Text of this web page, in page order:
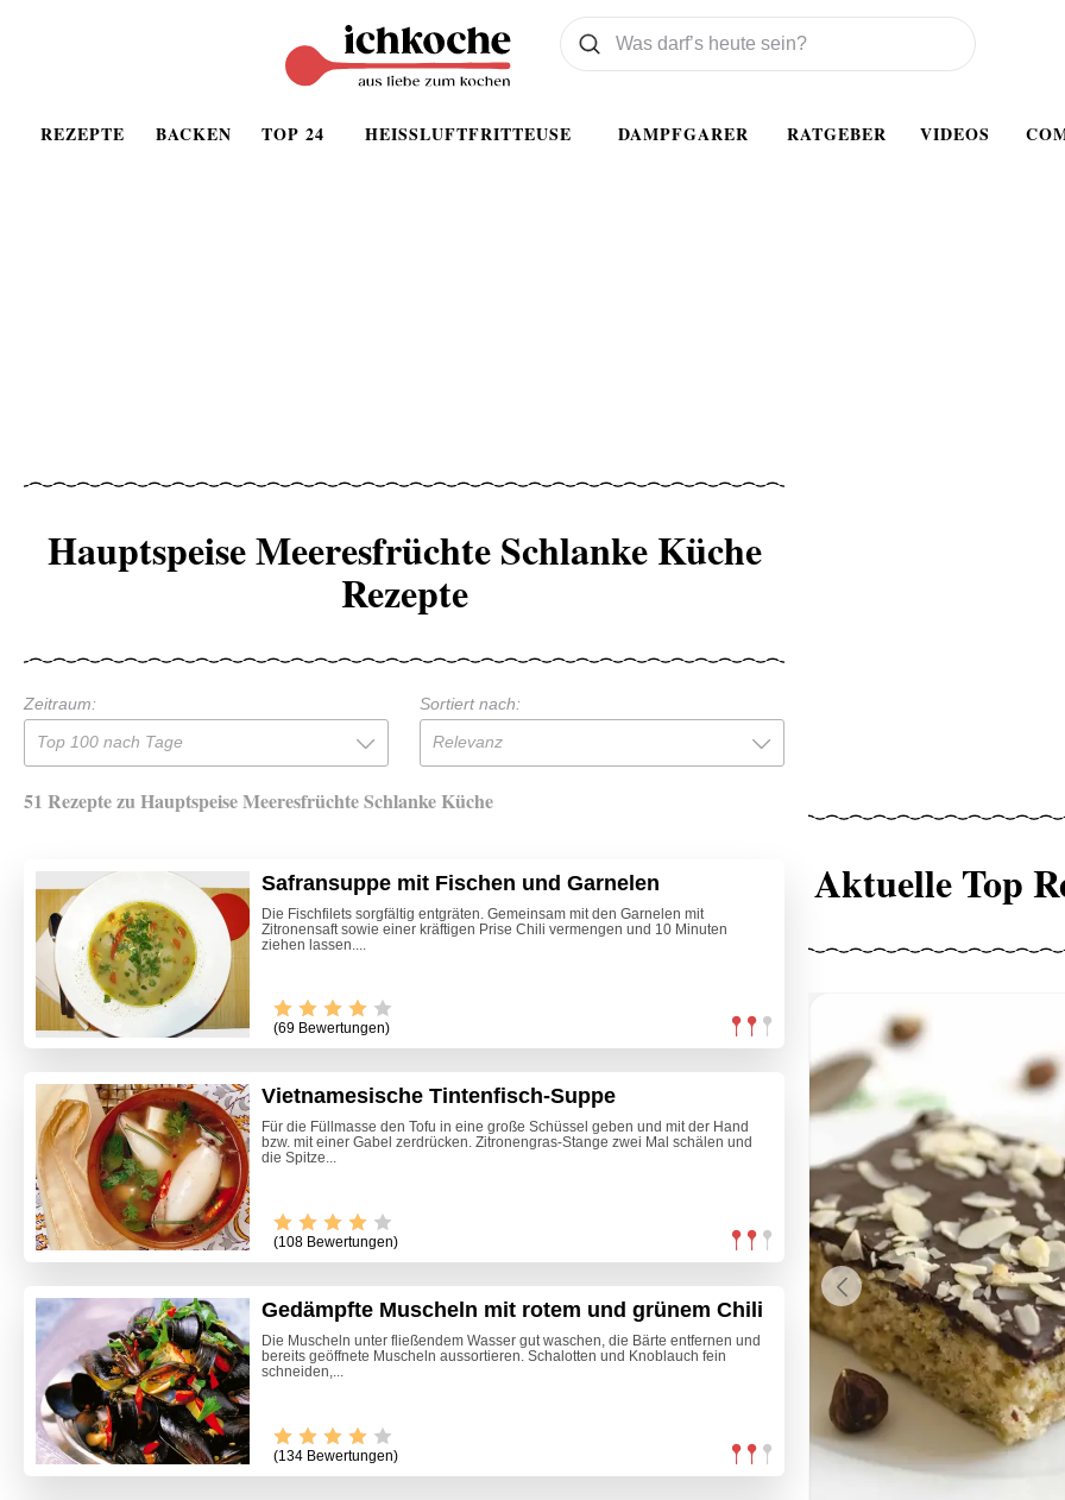
REZEPTE BACKEN TOP 24 HEISSLUFTFRITTEUSE DAMPFGARER RATGEBER VIDEOS
Was wollen Sie suchen
Suchen
Hauptspeise Meeresfrüchte Schlanke Küche
Rezepte
Zeitraum:
Top 100 nach Tage
Sortiert nach:
Relevanz
51 Rezepte zu Hauptspeise Meeresfrüchte Schlanke Küche
Safransuppe mit Fischen und Garnelen
Die Fischfilets sorgfältig entgräten. Gemeinsam mit den Garnelen mit
Zitronensaft sowie einer kräftigen Prise Chili vermengen und 10 Minuten
ziehen lassen....
(69 Bewertungen)
Vietnamesische Tintenfisch-Suppe
Für die Füllmasse den Tofu in eine große Schüssel geben und mit der Hand
bzw. mit einer Gabel zerdrücken. Zitronengras-Stange zwei Mal schälen und
die Spitze...
(108 Bewertungen)
Gedämpfte Muscheln mit rotem und grünem Chili
Die Muscheln unter fließendem Wasser gut waschen, die Bärte entfernen und
bereits geöffnete Muscheln aussortieren. Schalotten und Knoblauch fein
schneiden,...
(134 Bewertungen)
Aktuelle Top
Previous